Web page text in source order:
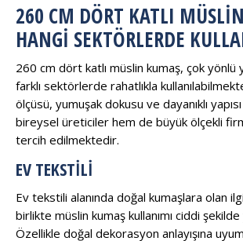
260 CM DÖRT KATLI
HANGI SEKTÖRLERDE
260 cm dört katlı müslin kumaş, çok yönlü
farklı sektörlerde rahatlıkla
ölçüsü, yumuşak dokusu ve dayanıklı
bireysel üreticiler hem de büyük ölçekli
tercih edilmektedir.
EV TEKSTILI
Ev tekstili alanında doğal kumaşlara olan
birlikte müslin kumaş kullanımı ciddi şekilde
Özellikle doğal dekorasyon anlayışına